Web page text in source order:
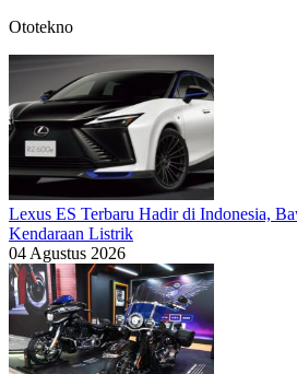
Ototekno
Lexus ES Terbaru Hadir di Indonesia,
Kendaraan Listrik
04 Agustus 2026